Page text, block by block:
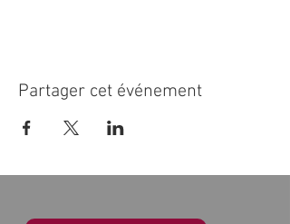
Partager cet événement